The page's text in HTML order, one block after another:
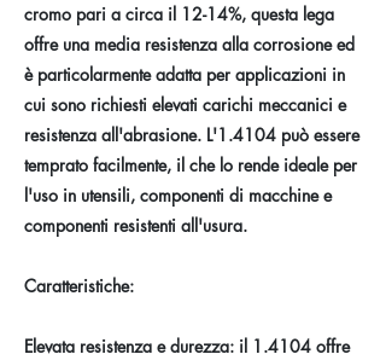
cromo pari a circa il 12-14%, questa lega
offre una media resistenza alla corrosione ed
è particolarmente adatta per applicazioni in
cui sono richiesti elevati carichi meccanici e
resistenza all'abrasione. L'1.4104 può essere
temprato facilmente, il che lo rende ideale per
l'uso in utensili, componenti di macchine e
componenti resistenti all'usura.
Caratteristiche:
Elevata resistenza e durezza: il 1.4104 offre